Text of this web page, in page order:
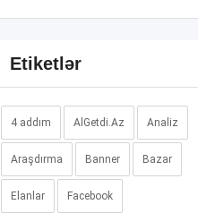
Etiketlər
4 addım AlGetdi.Az Analiz
Araşdırma Banner Bazar
Elanlar Facebook